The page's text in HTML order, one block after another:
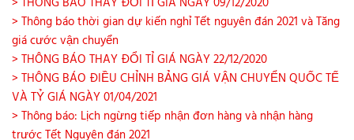
> Thông báo thời gian dự kiến nghỉ Tết nguyên đán 2021 và Tăng
giá cước vận chuyển
> THÔNG BÁO THAY ĐỔI TỈ GIÁ NGÀY 22/12/2020
> THÔNG BÁO ĐIỀU CHỈNH BẢNG GIÁ VẬN CHUYỂN QUỐC TẾ
VÀ TỶ GIÁ NGÀY 01/04/2021
> Thông báo: Lịch ngừng tiếp nhận đơn hàng và nhận hàng
trước Tết Nguyên đán 2021